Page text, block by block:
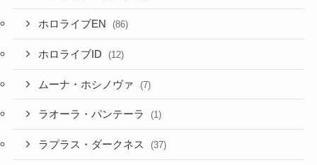
ベスティア・ゼータ (3)
ホロライブEN (86)
ホロライブID (12)
ムーナ・ホシノヴァ (7)
ラオーラ・パンテーラ (1)
ラプラス・ダークネス (37)